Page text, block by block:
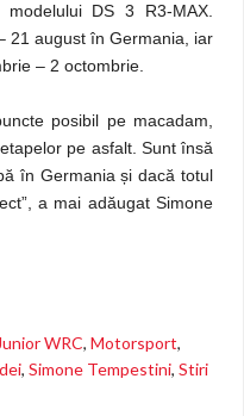
DS 3 R3-MAX.
21 august în Germania, iar
– 2 octombrie.
posibil pe macadam,
pe asfalt. Sunt însă
în Germania și dacă totul
a mai adăugat Simone
WRC, Motorsport,
, Simone Tempestini, Stiri